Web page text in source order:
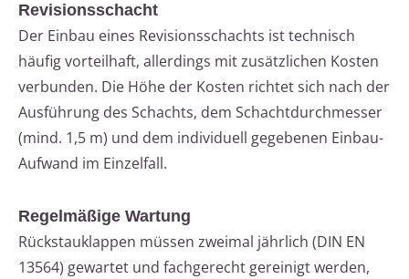
Revisionsschacht
Der Einbau eines Revisionsschachts ist technisch
häufig vorteilhaft, allerdings mit zusätzlichen Kosten
verbunden. Die Höhe der Kosten richtet sich nach der
Ausführung des Schachts, dem Schachtdurchmesser
(mind. 1,5 m) und dem individuell gegebenen Einbau-
Aufwand im Einzelfall.
Regelmäßige Wartung
Rückstauklappen müssen zweimal jährlich (DIN EN
13564) gewartet und fachgerecht gereinigt werden,